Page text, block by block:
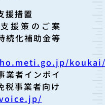
援措置
援策のご案
続化補助金等
業者インボイ
税事業者向け